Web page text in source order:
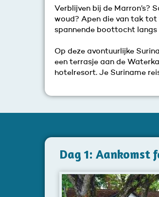
Verblijven bij de Marron’s?
woud? Apen die van tak tot
spannende boottocht langs
Op deze avontuurlijke
een terrasje aan de
hotelresort. Je Suriname
Dag 1: Aankomst